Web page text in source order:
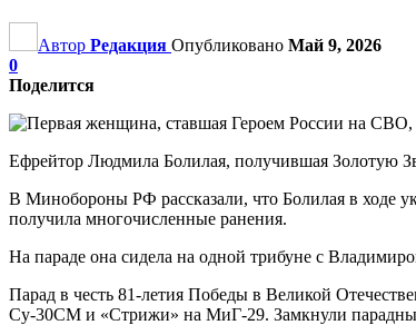
Автор Редакция Опубликовано Май 9, 2026
0
Поделится
Ефрейтор Людмила Болилая, получившая Золотую
В Минобороны РФ рассказали, что Болилая в ходе
получила многочисленные ранения.
На параде она сидела на одной трибуне с
Парад в честь 81-летия Победы в Великой
Су-30СМ и «Стрижи» на МиГ-29. Замкнули